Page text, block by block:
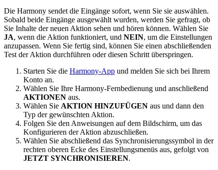
Die Harmony sendet die Eingänge sofort, wenn Sie sie auswählen.
Sobald beide Eingänge ausgewählt wurden, werden Sie gefragt, ob
Sie Inhalte der neuen Aktion sehen und hören können. Wählen Sie
JA, wenn die Aktion funktioniert, und NEIN, um die Einstellungen
anzupassen. Wenn Sie fertig sind, können Sie einen abschließenden
Test der Aktion durchführen oder diesen Schritt überspringen.
Starten Sie die Harmony-App und melden Sie sich bei Ihrem
Konto an.
Wählen Sie Ihre Harmony-Fernbedienung und anschließend
AKTIONEN aus.
Wählen Sie AKTION HINZUFÜGEN aus und dann den
Typ der gewünschten Aktion.
Folgen Sie den Anweisungen auf dem Bildschirm, um das
Konfigurieren der Aktion abzuschließen.
Wählen Sie abschließend das Synchronisierungssymbol in der
rechten oberen Ecke des Einstellungsmenüs aus, gefolgt von
JETZT SYNCHRONISIEREN.